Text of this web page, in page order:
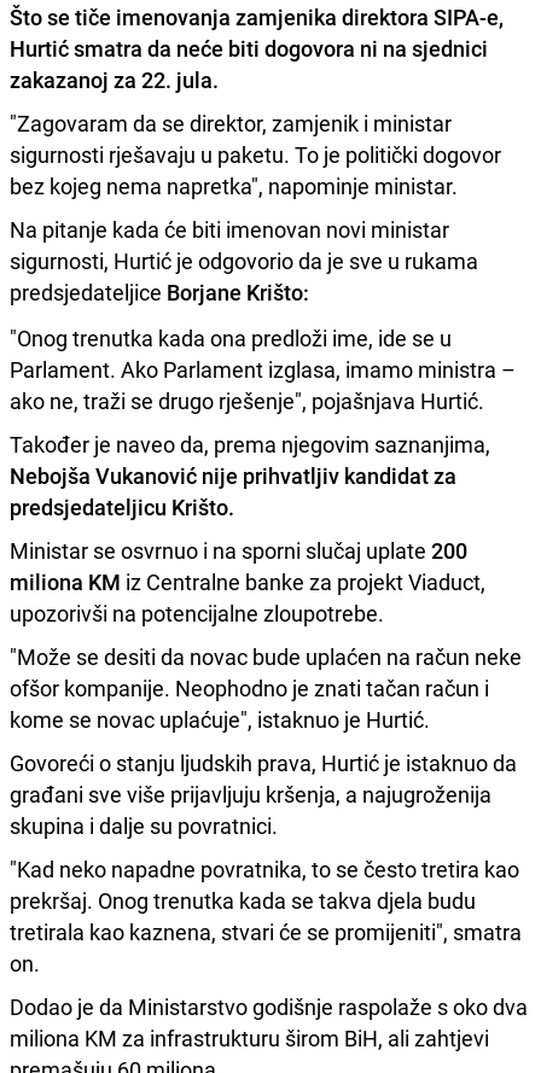
Što se tiče imenovanja zamjenika direktora SIPA-e,
Hurtić smatra da neće biti dogovora ni na sjednici
zakazanoj za 22. jula.
"Zagovaram da se direktor, zamjenik i ministar
sigurnosti rješavaju u paketu. To je politički dogovor
bez kojeg nema napretka", napominje ministar.
Na pitanje kada će biti imenovan novi ministar
sigurnosti, Hurtić je odgovorio da je sve u rukama
predsjedateljice Borjane Krišto:
"Onog trenutka kada ona predloži ime, ide se u
Parlament. Ako Parlament izglasa, imamo ministra –
ako ne, traži se drugo rješenje", pojašnjava Hurtić.
Također je naveo da, prema njegovim saznanjima,
Nebojša Vukanović nije prihvatljiv kandidat za
predsjedateljicu Krišto.
Ministar se osvrnuo i na sporni slučaj uplate 200
miliona KM iz Centralne banke za projekt Viaduct,
upozorivši na potencijalne zloupotrebe.
"Može se desiti da novac bude uplaćen na račun neke
ofšor kompanije. Neophodno je znati tačan račun i
kome se novac uplaćuje", istaknuo je Hurtić.
Govoreći o stanju ljudskih prava, Hurtić je istaknuo da
građani sve više prijavljuju kršenja, a najugroženija
skupina i dalje su povratnici.
"Kad neko napadne povratnika, to se često tretira kao
prekršaj. Onog trenutka kada se takva djela budu
tretirala kao kaznena, stvari će se promijeniti", smatra
on.
Dodao je da Ministarstvo godišnje raspolaže s oko dva
miliona KM za infrastrukturu širom BiH, ali zahtjevi